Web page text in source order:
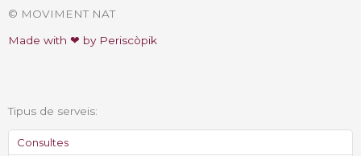
© MOVIMENT NAT
Made with ❤ by Periscòpik
Tipus de serveis:
Consultes